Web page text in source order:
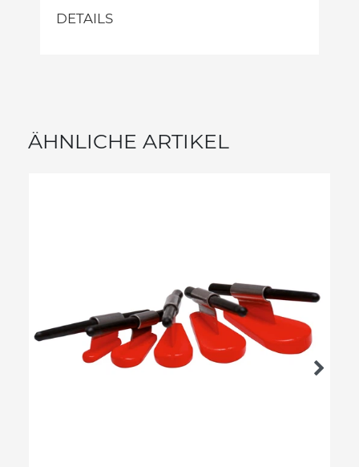
DETAILS
ÄHNLICHE ARTIKEL